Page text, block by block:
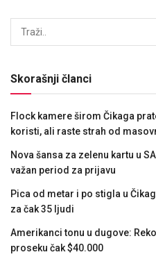
Skorašnji članci
Flock kamere širom Čikaga
koristi, ali raste strah od
Nova šansa za zelenu kartu u
važan period za prijavu
Pica od metar i po stigla u
za čak 35 ljudi
Amerikanci tonu u dugove:
proseku čak $40.000